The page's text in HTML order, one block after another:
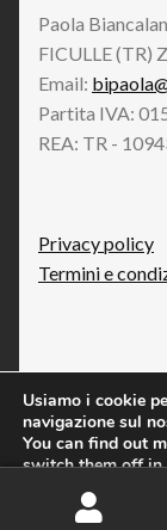
Paola
FICULLE (TR)
Email:
Partita IVA:
REA: TR -
Privacy policy
Termini e
© Paola
Policy privacy
Usiamo i cookie
navigazione sul
You can find out
switch them off in
Accetta